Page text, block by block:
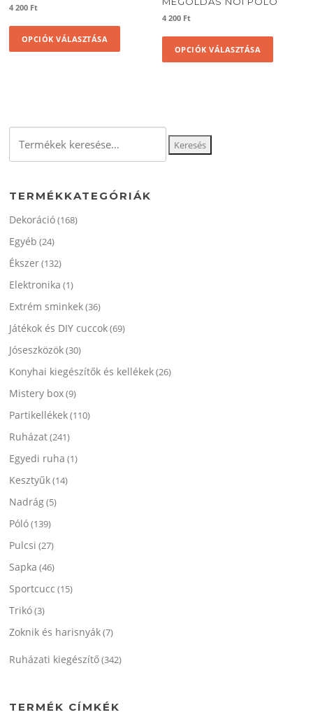
4 200 Ft
OPCIÓK VÁLASZTÁSA
Ennek
terméknek
termékoldalon
ki
4 200 Ft
OPCIÓK VÁLASZTÁSA
Ennek
következőre:
Keresés
TERMÉKKATEGÓRIÁK
Dekoráció(168)
Egyéb (24)
Ékszer(132)
Elektronika (1)
Extrém sminkek(36)
Játékok és DIY cuccok(69)
Jóseszközök(30)
Konyhai kiegészítők és kellékek(26)
Mistery box(9)
Partikellékek(110)
Ruházat(241)
Egyedi ruha (1)
Kesztyűk(14)
Nadrág(5)
Póló(139)
Pulcsi (27)
Sapka (46)
Sportcucc (15)
Trikó(3)
Zoknik és harisnyák(7)
Ruházati kiegészítő(342)
TERMÉK CÍMKÉK